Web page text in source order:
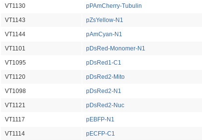
VT1130 pPAmCherry-Tubulin
VT1143 pZsYellow-N1
VT1144 pAmCyan-N1
VT1101 pDsRed-Monomer-N1
VT1095 pDsRed1-C1
VT1120 pDsRed2-Mito
VT1098 pDsRed2-N1
VT1121 pDsRed2-Nuc
VT1117 pEBFP-N1
VT1114 pECFP-C1